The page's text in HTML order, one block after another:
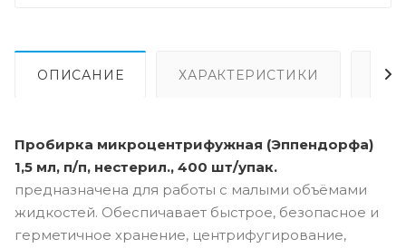
ОПИСАНИЕ ХАРАКТЕРИСТИКИ
Пробирка микроцентрифужная (Эппендорфа)
1,5 мл, п/п, нестерил., 400 шт/упак.
предназначена для работы с малыми объёмами
жидкостей. Обеспичавает быстрое, безопасное и
герметичное хранение, центрифугирование,